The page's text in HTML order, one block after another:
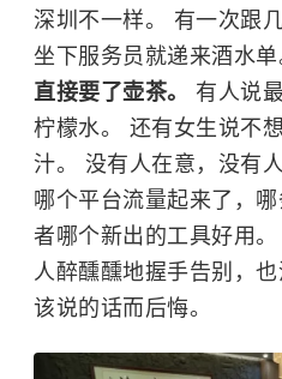
深圳不一样。 有一次跟
坐下服务员就递来酒水单
直接要了壶茶。 有人说
柠檬水。 还有女生说不
汁。 没有人在意，没有
哪个平台流量起来了，
者哪个新出的工具好用
人醉醺醺地握手告别，
该说的话而后悔。